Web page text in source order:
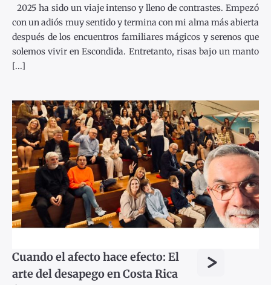
2025 ha sido un viaje intenso y lleno de contrastes. Empezó
con un adiós muy sentido y termina con mi alma más abierta
después de los encuentros familiares mágicos y serenos que
solemos vivir en Escondida. Entretanto, risas bajo un manto
[...]
Cuando el afecto hace efecto: El
arte del desapego en Costa Rica
>